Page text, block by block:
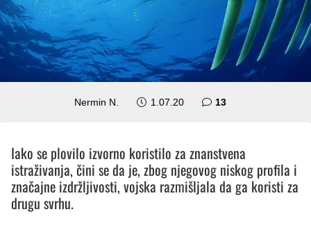
Nermin N. 1.07.20 13komentara
Iako se plovilo izvorno koristilo za znanstvena
istraživanja, čini se da je, zbog njegovog niskog profila i
značajne izdržljivosti, vojska razmišljala da ga koristi za
drugu svrhu.